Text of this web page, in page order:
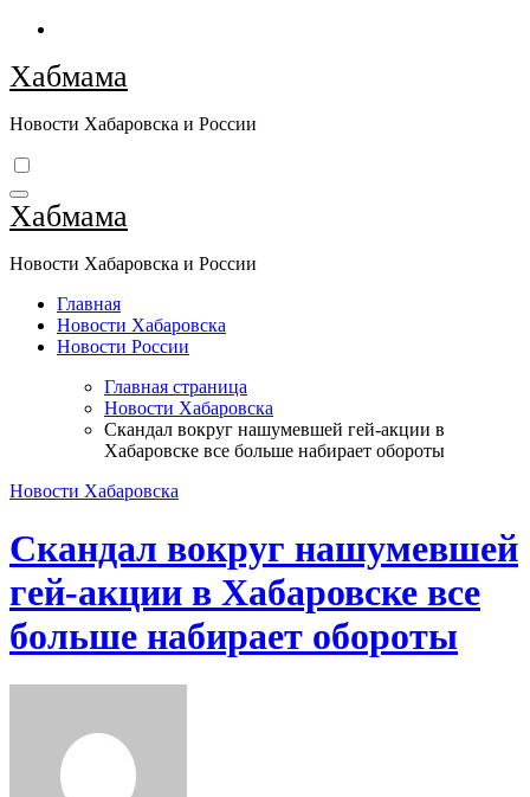
Перейти
содержимому
Хабмама
Новости Хабаровска и России
Хабмама
Новости Хабаровска и России
Главная
Новости Хабаровска
Новости России
Главная страница
Новости Хабаровска
Скандал вокруг нашумевшей гей-акции в
Хабаровске все больше набирает обороты
Новости Хабаровска
Скандал вокруг нашумевшей
гей-акции в Хабаровске все
больше набирает обороты